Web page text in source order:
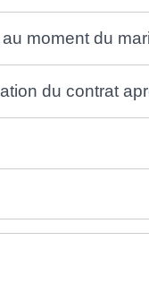
moment du
du contrat